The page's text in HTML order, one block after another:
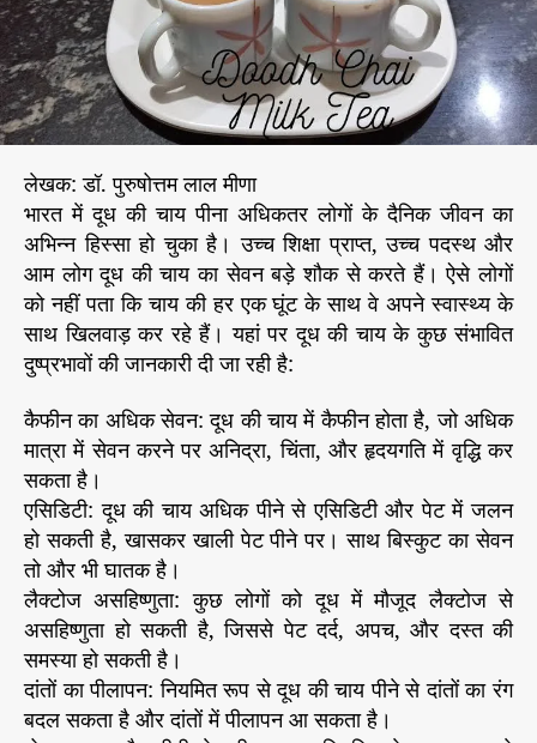
के
स्वा
स्थ्य
प
ष्प्र
भा
व
लेखक: डॉ. पुरुषोत्तम लाल मीणा
भारत में दूध की चाय पीना अधिकतर लोगों के दैनिक जीवन का
अभिन्न हिस्सा हो चुका है। उच्च शिक्षा प्राप्त, उच्च पदस्थ और
आम लोग दूध की चाय का सेवन बड़े शौक से करते हैं। ऐसे लोगों
को नहीं पता कि चाय की हर एक घूंट के साथ वे अपने स्वास्थ्य के
साथ खिलवाड़ कर रहे हैं। यहां पर दूध की चाय के कुछ संभावित
दुष्प्रभावों की जानकारी दी जा रही है:
कैफीन का अधिक सेवन: दूध की चाय में कैफीन होता है, जो अधिक
मात्रा में सेवन करने पर अनिद्रा, चिंता, और हृदयगति में वृद्धि कर
सकता है।
एसिडिटी: दूध की चाय अधिक पीने से एसिडिटी और पेट में जलन
हो सकती है, खासकर खाली पेट पीने पर। साथ बिस्कुट का सेवन
तो और भी घातक है।
लैक्टोज असहिष्णुता: कुछ लोगों को दूध में मौजूद लैक्टोज से
असहिष्णुता हो सकती है, जिससे पेट दर्द, अपच, और दस्त की
समस्या हो सकती है।
दांतों का पीलापन: नियमित रूप से दूध की चाय पीने से दांतों का रंग
बदल सकता है और दांतों में पीलापन आ सकता है।